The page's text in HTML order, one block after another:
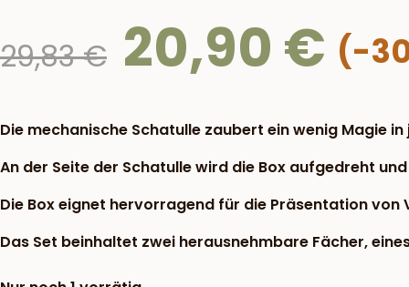
29,83€ Ursprünglicher
Preis
29,83 €
20,90 €
Die mechanische Schatulle zaubert ein wenig Magie
An der Seite der Schatulle wird die Box aufgedreht
Die Box eignet hervorragend für die Präsentation von
Das Set beinhaltet zwei herausnehmbare Fächer,